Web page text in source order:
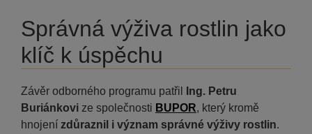
Správná výživa rostlin jako
klíč k úspěchu
Závěr odborného programu patřil
Ing. Petru
Buriánkovi ze společnosti BUPOR, který kromě
hnojení zdůraznil i význam správné výživy rostlin.